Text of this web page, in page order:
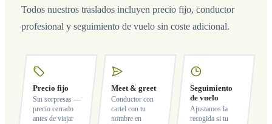
Todos nuestros traslados incluyen precio fijo, conductor
profesional y seguimiento de vuelo sin coste adicional.
Precio fijo
Sin sorpresas —
precio cerrado
antes de viajar
Meet & greet
Conductor con
cartel con tu
nombre en
Seguimiento
de vuelo
Ajustamos la
recogida si tu